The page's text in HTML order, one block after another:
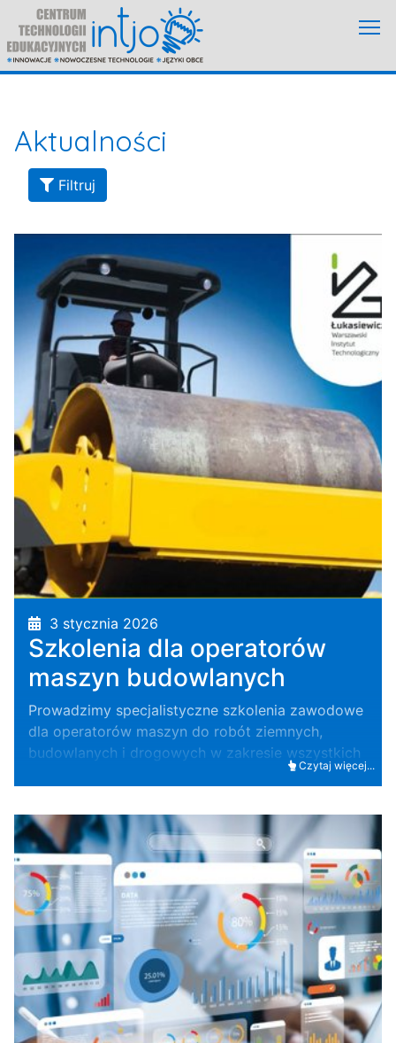
Aktualności
Filtruj
3 stycznia 2026
Szkolenia dla operatorów
maszyn budowlanych
Prowadzimy specjalistyczne szkolenia zawodowe
dla operatorów maszyn do robót ziemnych,
budowlanych i drogowych w zakresie wszystkich
Czytaj więcej...